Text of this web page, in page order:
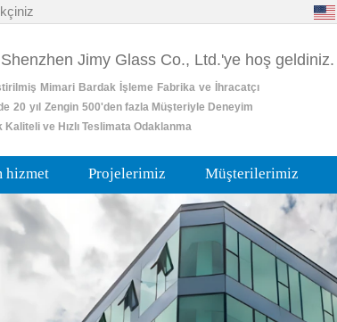
Jimy Glass Co., Ltd.'ye hoş geldiniz.
Mimari Bardak İşleme Fabrika ve
İhracatçı
20 yıl Zengin 500'den fazla Müşteriyle Deneyim
Kaliteli ve Hızlı Teslimata Odaklanma
hizmet Projelerimiz Müşterilerimiz